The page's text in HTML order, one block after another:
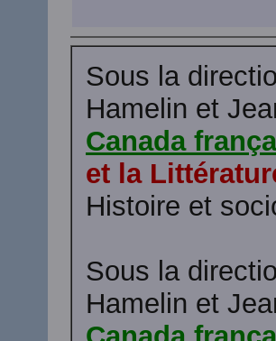
Sous la
Hamelin et
Canada
et la
Histoire et
Sous la
Hamelin et